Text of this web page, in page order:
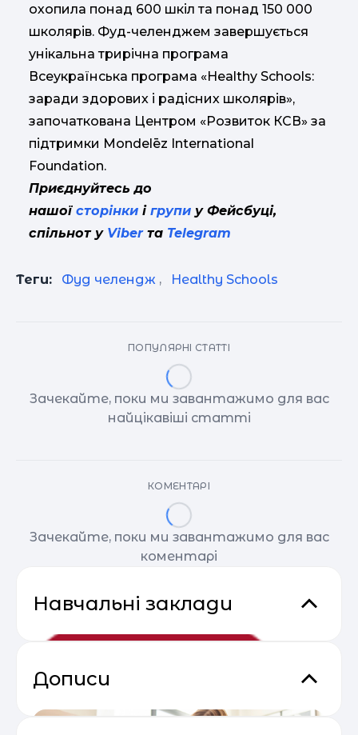
охопила понад 600 шкіл та понад 150 000
школярів. Фуд-челенджем завершується
унікальна трирічна програма
Всеукраїнська програма «Healthy Schools:
заради здорових і радісних школярів»,
започаткована Центром «Розвиток КСВ» за
підтримки Mondelēz International
Foundation.
Приєднуйтесь до
нашої сторінки і групи у Фейсбуці,
спільнот у Viberта Telegram
Теги: Фуд челендж , Healthy Schools
ПОПУЛЯРНІ СТАТТІ
Зачекайте, поки ми завантажимо для вас
найцікавіші статті
КОМЕНТАРІ
Зачекайте, поки ми завантажимо для вас
коментарі
Навчальні заклади
Дописи